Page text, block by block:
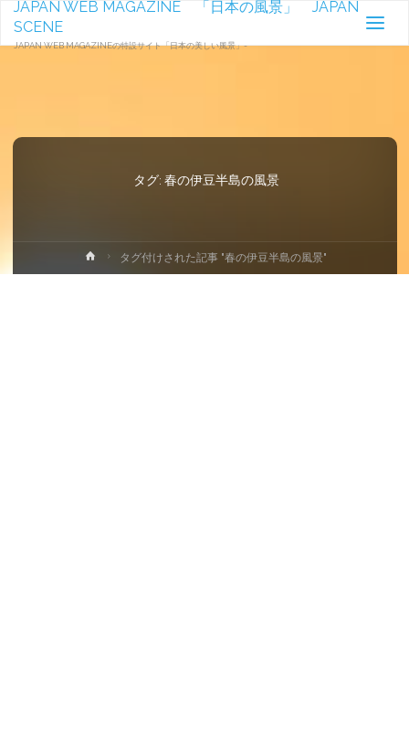
JAPAN WEB MAGAZINE 「日本の風景」 JAPAN
SCENE
JAPAN WEB MAGAZINEの特設サイト「日本の美しい風景」-
タグ: 春の伊豆半島の風景
ホ
ー
タグ付けされた記事 "春の伊豆半島の風景"